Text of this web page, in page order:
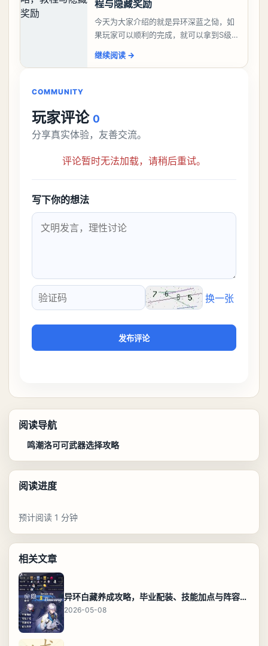
程与隐藏奖励
今天为大家介绍的就是异环深蓝之恸，如
果玩家可以顺利的完成，就可以拿到S级弧
比较高的，对于那些新手玩家并不建议直
继续阅读 →
COMMUNITY
玩家评论 0
分享真实体验，友善交流。
评论暂时无法加载，请稍后重试。
写下你的想法
验证码
换一张
发布评论
阅读导航
鸣潮洛可可武器选择攻略
阅读进度
预计阅读 1 分钟
相关文章
异环白藏养成攻略，毕业配装、技能加点与阵容搭配保姆级解析
2026-05-08